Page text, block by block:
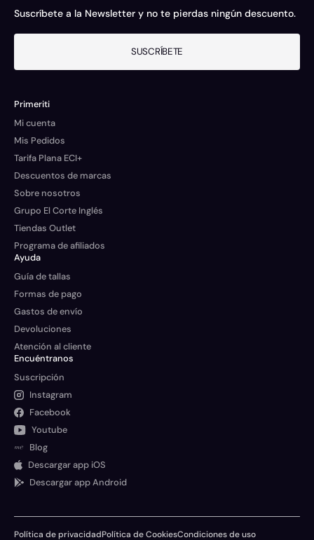
Suscríbete a la Newsletter y no te pierdas ningún descuento.
SUSCRÍBETE
Primeriti
Mi cuenta
Mis Pedidos
Tarifa Plana ECI+
Descuentos de marcas
Sobre nosotros
Grupo El Corte Inglés
Tiendas Outlet
Programa de afiliados
Ayuda
Guía de tallas
Formas de pago
Gastos de envío
Devoluciones
Atención al cliente
Encuéntranos
Suscripción
Instagram
Facebook
Youtube
Blog
Descargar app iOS
Descargar app Android
Política de privacidadPolítica de CookiesCondiciones de uso